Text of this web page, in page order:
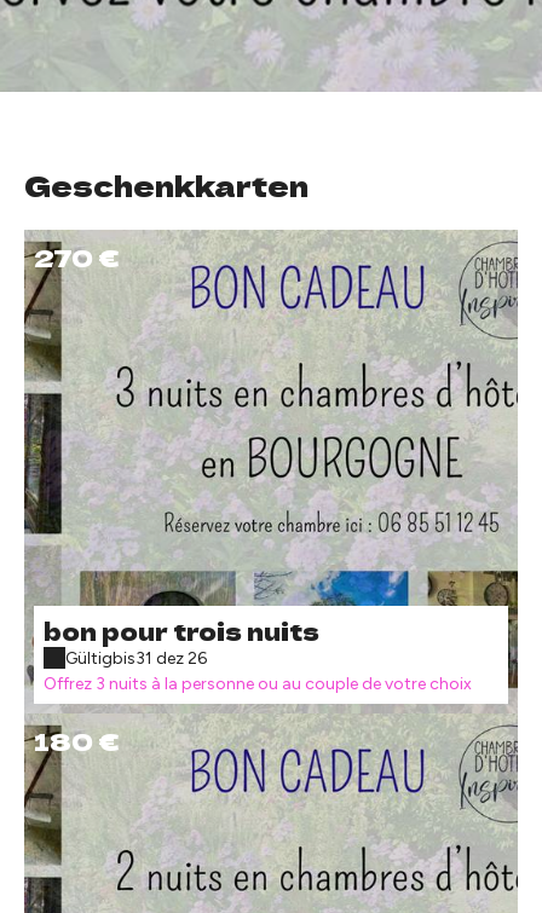
Geschenkkarten
270 €
bon pour trois nuits
Gültigbis31 dez 26
Offrez 3 nuits à la personne ou au couple de votre choix
180 €